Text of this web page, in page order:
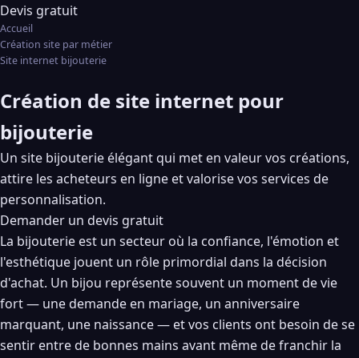
Devis gratuit
Accueil
Création site par métier
Site internet bijouterie
Création de site internet pour
bijouterie
Un site bijouterie élégant qui met en valeur vos créations,
attire les acheteurs en ligne et valorise vos services de
personnalisation.
Demander un devis gratuit
La bijouterie est un secteur où la confiance, l'émotion et
l'esthétique jouent un rôle primordial dans la décision
d'achat. Un bijou représente souvent un moment de vie
fort — une demande en mariage, un anniversaire
marquant, une naissance — et vos clients ont besoin de se
sentir entre de bonnes mains avant même de franchir la